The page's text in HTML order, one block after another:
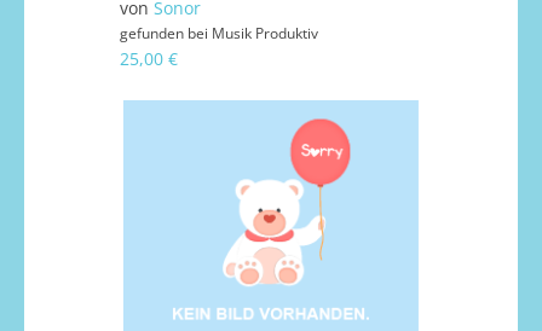
von Sonor
gefunden bei Musik Produktiv
25,00 €